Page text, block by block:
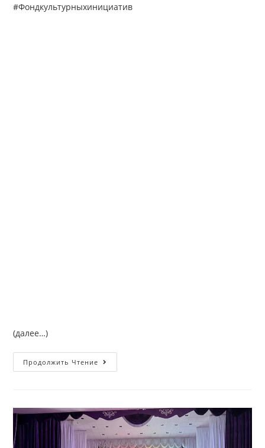
#Фондкультурныхинициатив
(далее…)
Продолжить Чтение